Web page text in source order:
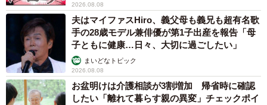
2/4
現在は芸能活動も開始し、ベストオブミス京都でグランプリを獲得／一
条美輝さん（@miki_ichizyo）提供
受験期に培った忍耐力や、自分を律して継続する力は、現
在の活動にも生きているそうです。モデルやMCの仕事で
2026.08.08
夫はマイファスHiro、義父母も義兄も超有名歌
手の28歳モデル兼俳優が第1子出産を報告「母
子ともに健康…日々、大切に過ごしたい」
まいどなトピック
2026.08.08
お盆明けは介護相談が3割増加 帰省時に確認
したい「離れて暮らす親の異変」チェックポイ